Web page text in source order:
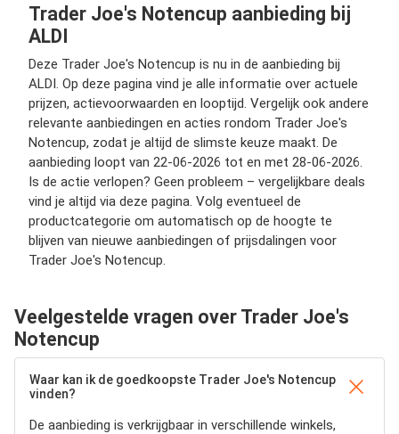
Trader Joe's Notencup aanbieding bij
ALDI
Deze Trader Joe's Notencup is nu in de aanbieding bij
ALDI. Op deze pagina vind je alle informatie over actuele
prijzen, actievoorwaarden en looptijd. Vergelijk ook andere
relevante aanbiedingen en acties rondom Trader Joe's
Notencup, zodat je altijd de slimste keuze maakt. De
aanbieding loopt van 22-06-2026 tot en met 28-06-2026.
Is de actie verlopen? Geen probleem – vergelijkbare deals
vind je altijd via deze pagina. Volg eventueel de
productcategorie om automatisch op de hoogte te
blijven van nieuwe aanbiedingen of prijsdalingen voor
Trader Joe's Notencup.
Veelgestelde vragen over Trader Joe's
Notencup
Waar kan ik de goedkoopste Trader Joe's Notencup
vinden?
De aanbieding is verkrijgbaar in verschillende winkels,